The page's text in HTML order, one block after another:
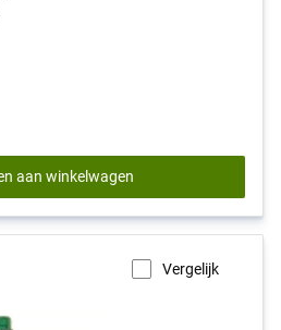
aan winkelwagen
Vergelijk